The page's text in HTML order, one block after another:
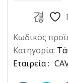
Κωδικός
Κατηγορία: